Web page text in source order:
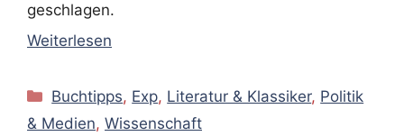
geschlagen.
Weiterlesen
Kategorien
Buchtipps, Exp, Literatur & Klassiker, Politik
& Medien, Wissenschaft